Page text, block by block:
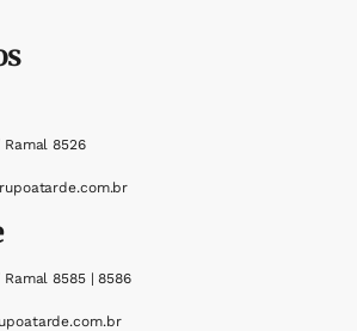
Ramal 8526
8585 | 8586